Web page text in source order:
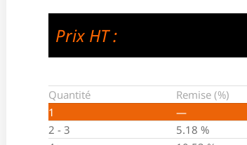
Prix HT :
Quantité Remise (%)
1
—
2 - 3
5.18 %